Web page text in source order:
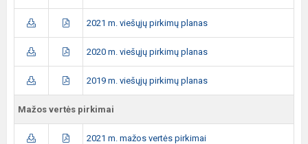
2021 m. viešųjų pirkimų planas
2020 m. viešųjų pirkimų planas
2019 m. viešųjų pirkimų planas
Mažos vertės pirkimai
2021 m. mažos vertės pirkimai